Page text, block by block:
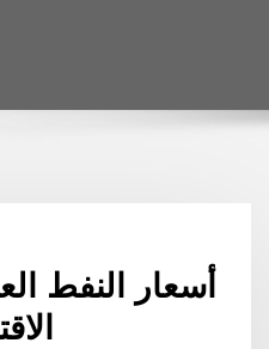
أسعار النفط